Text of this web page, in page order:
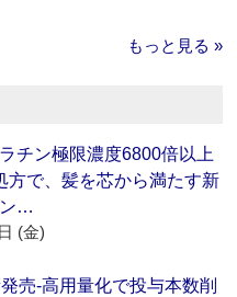
もっと見る »
チン極限濃度6800倍以上
方で、髪を芯から満たす新
ン…
(金)
売‐高用量化で投与本数削